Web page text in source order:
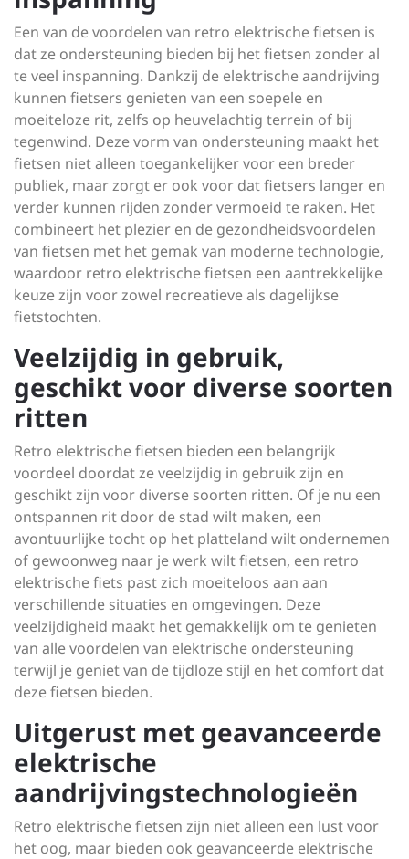
Een van de voordelen van retro elektrische fietsen is
dat ze ondersteuning bieden bij het fietsen zonder al
te veel inspanning. Dankzij de elektrische aandrijving
kunnen fietsers genieten van een soepele en
moeiteloze rit, zelfs op heuvelachtig terrein of bij
tegenwind. Deze vorm van ondersteuning maakt het
fietsen niet alleen toegankelijker voor een breder
publiek, maar zorgt er ook voor dat fietsers langer en
verder kunnen rijden zonder vermoeid te raken. Het
combineert het plezier en de gezondheidsvoordelen
van fietsen met het gemak van moderne technologie,
waardoor retro elektrische fietsen een aantrekkelijke
keuze zijn voor zowel recreatieve als dagelijkse
fietstochten.
Veelzijdig in gebruik,
geschikt voor diverse soorten
ritten
Retro elektrische fietsen bieden een belangrijk
voordeel doordat ze veelzijdig in gebruik zijn en
geschikt zijn voor diverse soorten ritten. Of je nu een
ontspannen rit door de stad wilt maken, een
avontuurlijke tocht op het platteland wilt ondernemen
of gewoonweg naar je werk wilt fietsen, een retro
elektrische fiets past zich moeiteloos aan aan
verschillende situaties en omgevingen. Deze
veelzijdigheid maakt het gemakkelijk om te genieten
van alle voordelen van elektrische ondersteuning
terwijl je geniet van de tijdloze stijl en het comfort dat
deze fietsen bieden.
Uitgerust met geavanceerde
elektrische
aandrijvingstechnologieën
Retro elektrische fietsen zijn niet alleen een lust voor
het oog, maar bieden ook geavanceerde elektrische